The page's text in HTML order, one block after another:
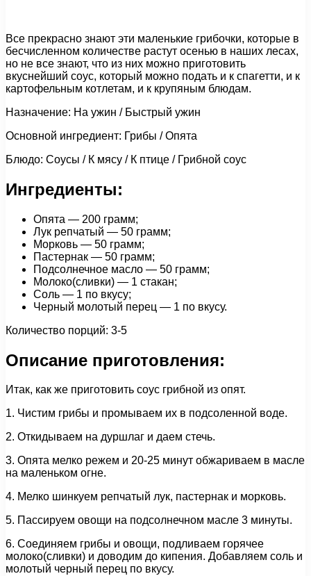
Все прекрасно знают эти маленькие грибочки, которые в
бесчисленном количестве растут осенью в наших лесах,
но не все знают, что из них можно приготовить
вкуснейший соус, который можно подать и к спагетти, и к
картофельным котлетам, и к крупяным блюдам.
Назначение: На ужин / Быстрый ужин
Основной ингредиент: Грибы / Опята
Блюдо: Соусы / К мясу / К птице / Грибной соус
Ингредиенты:
Опята — 200 грамм;
Лук репчатый — 50 грамм;
Морковь — 50 грамм;
Пастернак — 50 грамм;
Подсолнечное масло — 50 грамм;
Mолоко(сливки) — 1 стакан;
Соль — 1 по вкусу;
Черный молотый перец — 1 по вкусу.
Количество порций: 3-5
Описание приготовления:
Итак, как же приготовить соус грибной из опят.
1. Чистим грибы и промываем их в подсоленной воде.
2. Откидываем на дуршлаг и даем стечь.
3. Опята мелко режем и 20-25 минут обжариваем в масле
на маленьком огне.
4. Мелко шинкуем репчатый лук, пастернак и морковь.
5. Пассируем овощи на подсолнечном масле 3 минуты.
6. Соединяем грибы и овощи, подливаем горячее
молоко(сливки) и доводим до кипения. Добавляем соль и
молотый черный перец по вкусу.